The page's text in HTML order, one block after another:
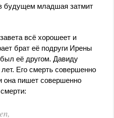
будущем младшая затмит
всё хорошеет и
брат её подруги Ирены
её другом. Давиду
Его смерть совершенно
она пишет совершенно